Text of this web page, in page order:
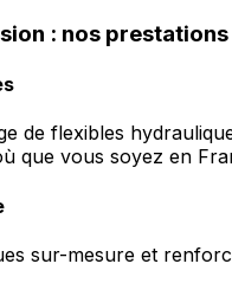
: nos
de flexibles
que vous soyez en
sur-mesure et